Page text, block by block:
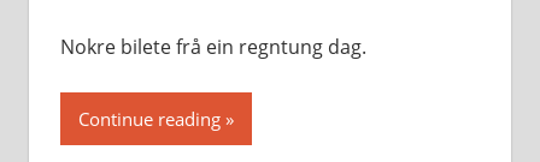
Nokre bilete frå ein regntung dag.
Continue reading